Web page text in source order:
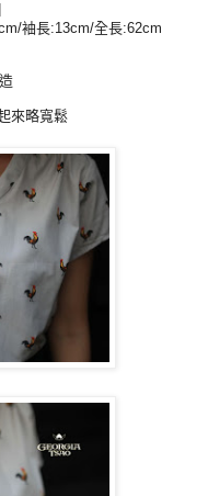
袖長:13cm/全長:62cm
來略寬鬆